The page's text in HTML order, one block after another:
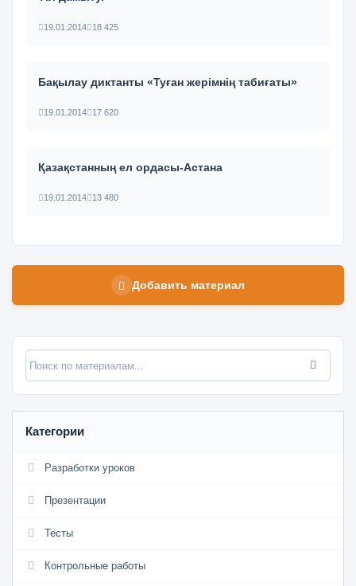
19.01.2014 18 425
Бақылау диктанты «Туған жерімнің табиғаты»
19.01.2014 17 620
Қазақстанның ел ордасы-Астана
19.01.2014 13 480
Добавить материал
Категории
Разработки уроков
Презентации
Тесты
Контрольные работы